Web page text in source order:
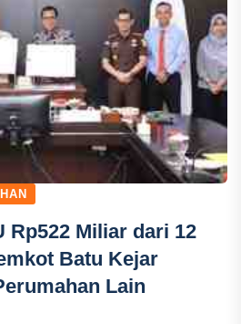
Rp522 Miliar dari 12
Batu Kejar
Lain